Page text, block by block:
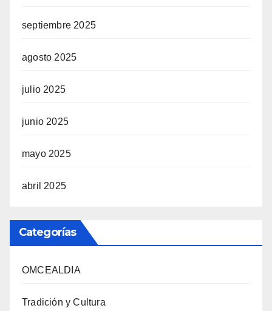
septiembre 2025
agosto 2025
julio 2025
junio 2025
mayo 2025
abril 2025
Categorías
OMCEALDIA
Tradición y Cultura